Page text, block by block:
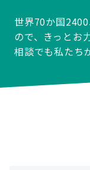
世界70か国
ので、きっとお
相談でも私たち